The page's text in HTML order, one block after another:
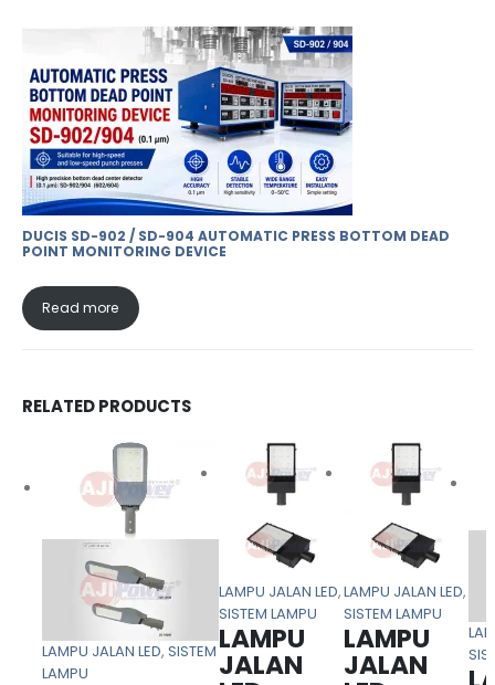
DUCIS SD-902 / SD-904 AUTOMATIC PRESS BOTTOM DEAD
POINT MONITORING DEVICE
Read more
RELATED PRODUCTS
LAMPU JALAN LED, SISTEM
LAMPU
LAMPU JALAN LED,
SISTEM LAMPU
LAMPU
JALAN
LAMPU JALAN LED,
SISTEM LAMPU
LAMPU
JALAN